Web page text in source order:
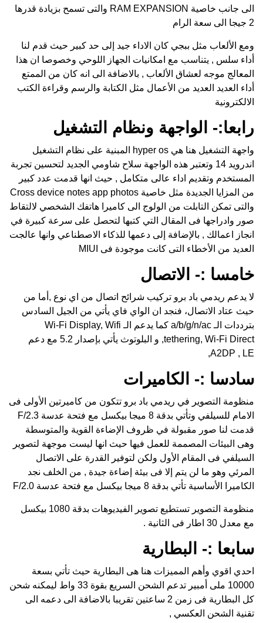
الى جانب خاصية RAM EXPANSION والتى تسمح بزيادة قدرها
2 جيجا الى سعة الرام
ومع الألعاب مثل ببجي كان الاداء جيد إلى حد كبير حيث قدم لنا
أداء سلس , يتناسب مع امكانيات الجهاز اللوحي وخصوصا ان هذا
المعالج موجه لعشاق الألعاب , بالاضافة الى انه كان من الممتع
أداء العديد العديد من الأعمال مثل الكتابة والرسم وقراءة الكتب
الالكترونية
رابعا:- الواجهة ونظام التشغيل
واجهة التشغيل هنا هي hyper os المبنية على نظام التشغيل
اندرويد 14 وتعتبر هذه الواجهة سلاح شاومي الجديد لتحسين تجربة
المستخدم وتقديم اداء عالى متكامل , حيث انها قدمت عدد كبير
من المزايا الجديدة مثل خاصية Cross device notes app photos
والتى تمكن التابلت من الولوج الى كاميرا هاتفك الشخصي لالتقاط
صور وادراجها فى المقال التي كتبها لتحصل على سرعة كبيرة في
انجاز اعمالك , بالإضافة إلى دعمها للذكاء الاصطناعي وانها عالجت
العديد من الأخطاء التى كانت موجودة فى MIUI
خامسا :- الاتصال
لا يدعم ريدمي باد برو تركيب شرائح اتصال من اي نوع ,أما من
حيث عتاد الاتصال، فنجد ان الواي فاي يأتي من الجيل السادس
بترددات الـ a/b/g/n/ac كما يدعم الـ Wi-Fi Display, Wifi
tethering, Wi-Fi Direct, و البلوتوث يأتي بإصدار 5.2 مع دعم
A2DP , LE,
سادسا :- الكاميرات
منظومة التصوير في ريدمي باد برو تتكون من كاميرتين الأولى فى
الامام للسيلفي وتأتي بدقة 8 ميجا بيكسل مع فتحة عدسة F/2.3
قدمت لنا صور مقبولة في ظروف الإضاءة القوية والمتوسطة
وهى البيئات المصممة للعمل فيها حيث انها ليست موجهة لتصوير
السيلفي فى المقام الأول ولكن لتوفير القدرة على الاتصال
المرئي وهو ما لن يتم إلا فى بيئة إضاءة جيدة , من الخلف نجد
الكاميرا الأساسية تأتي بدقة 8 ميجا بيكسل مع فتحة عدسة F/2.0
منظومة التصوير تستطيع تصوير الفيديوهات بدقة 1080 بيكسل
مع معدل 30 اطار فى الثانية .
سابعا :- البطارية
احدي اقوي وأهم المميزات هنا هى البطارية حيث تأتي بسعة
10000 ملى أمبير تدعم الشحن السريع بقوة 33 واط ليمكنه شحن
كل البطارية فى زمن 2 ساعتين تقريبا بالاضافة الى دعمه الى
تقنية الشحن العكسي ,